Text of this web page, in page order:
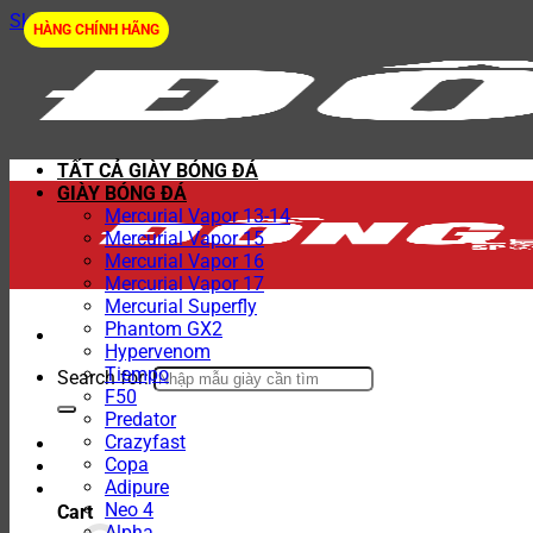
Skip to content
Search for:
Cart
TẤT CẢ GIÀY BÓNG ĐÁ
GIÀY BÓNG ĐÁ
Mercurial Vapor 13-14
Mercurial Vapor 15
Mercurial Vapor 16
Mercurial Vapor 17
Mercurial Superfly
Phantom GX2
Hypervenom
Tiempo
F50
Predator
Crazyfast
Copa
Adipure
Neo 4
HÀNG CHÍNH HÃNG